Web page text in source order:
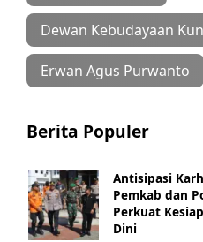
Dewan Kebudayaan
Erwan Agus Purwanto
Berita Populer
Antisipasi
Pemkab dan
Perkuat
Dini